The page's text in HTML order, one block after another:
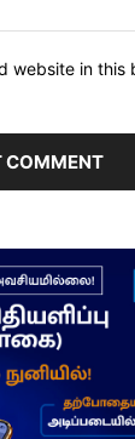
website in this